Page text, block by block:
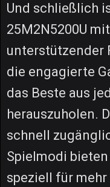
Und schließlich
25M2N5200U
unterstützender
die engagierte
das Beste aus
herauszuholen.
schnell
Spielmodi
speziell für